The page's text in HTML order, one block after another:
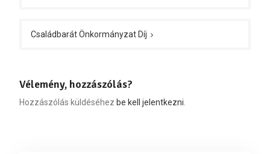
Családbarát Önkormányzat Díj
Vélemény, hozzászólás?
Hozzászólás küldéséhez be kell jelentkezni.